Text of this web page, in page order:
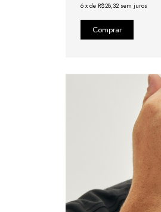
6 x de R$28,32 sem juros